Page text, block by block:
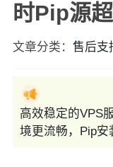
时Pip源
文章分类： 售后支
高效稳定的VPS
境更流畅，Pip